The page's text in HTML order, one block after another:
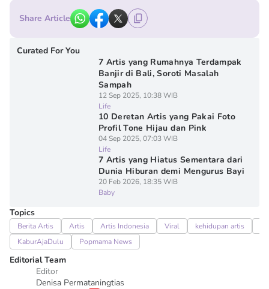
Share Article
Curated For You
7 Artis yang Rumahnya Terdampak
Banjir di Bali, Soroti Masalah
Sampah
12 Sep 2025, 10:38 WIB
Life
10 Deretan Artis yang Pakai Foto
Profil Tone Hijau dan Pink
04 Sep 2025, 07:03 WIB
Life
7 Artis yang Hiatus Sementara dari
Dunia Hiburan demi Mengurus Bayi
20 Feb 2026, 18:35 WIB
Baby
Topics
Berita Artis Artis Artis Indonesia Viral kehidupan artis
KaburAjaDulu
Popmama News
Editorial Team
Editor
Denisa Permataningtias